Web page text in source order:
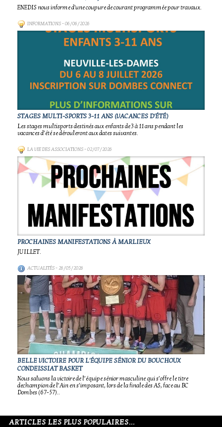
ENEDIS nous informe d'une coupure de courant programmée pour travaux.
INFORMATIONS- 06/06/2026
STAGES MULTI-SPORTS 3-11 ANS (VACANCES D'ÉTÉ)
Les stages multisports destinés aux enfants de 3 à 11 ans pendant les
vacances d’été se dérouleront aux dates suivantes.
LA VIE DES ASSOCIATIONS- 02/07/2026
PROCHAINES MANIFESTATIONS À MARLIEUX
JUILLET.
ACTUALITÉS- 26/05/2026
BELLE VICTOIRE POUR L'ÉQUIPE SÉNIOR DU BOUCHOUX
CONDEISSIAT BASKET
Nous saluons la victoire de l’équipe sénior masculine qui s’offre le titre
dechampion de l’Ain en s’imposant, lors de la finale des AS, face au BC
Dombes (67-57)..
ARTICLES LES PLUS POPULAIRES...